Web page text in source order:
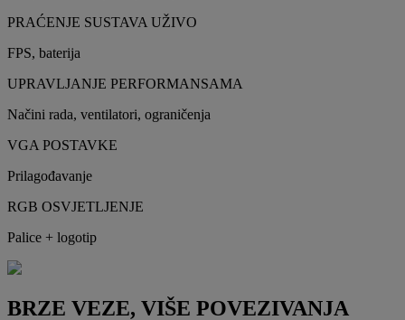
PRAĆENJE SUSTAVA UŽIVO
FPS, baterija
UPRAVLJANJE PERFORMANSAMA
Načini rada, ventilatori, ograničenja
VGA POSTAVKE
Prilagođavanje
RGB OSVJETLJENJE
Palice + logotip
BRZE VEZE, VIŠE POVEZIVANJA